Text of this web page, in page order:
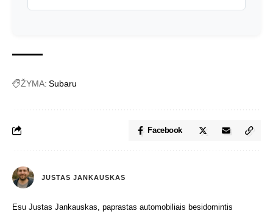
ŽYMA: Subaru
Facebook
JUSTAS JANKAUSKAS
Esu Justas Jankauskas, paprastas automobiliais besidomintis